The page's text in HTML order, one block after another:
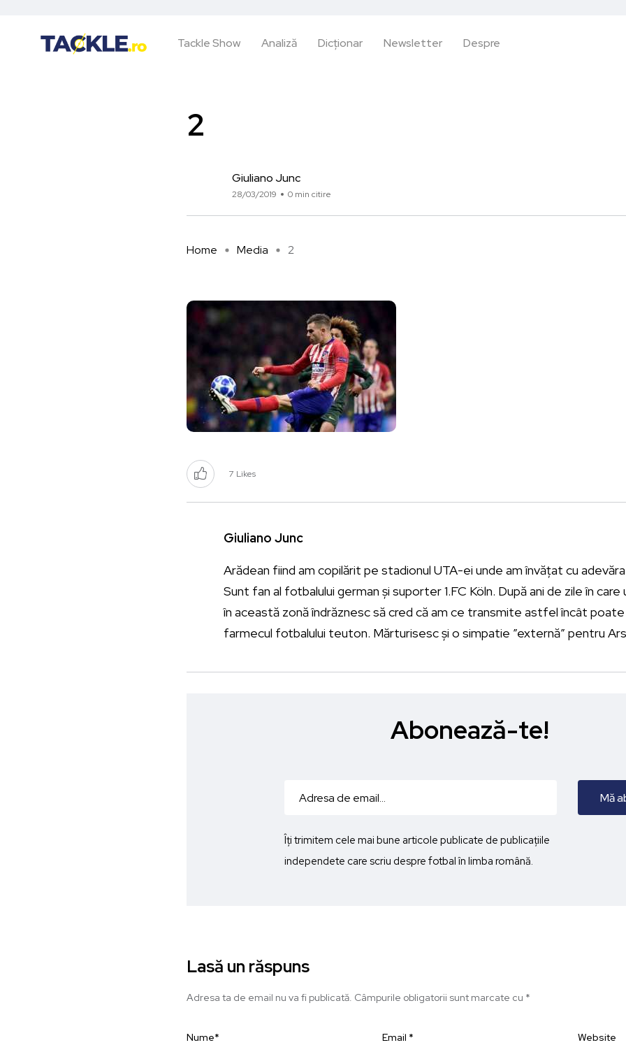
Tackle Show Analiză Dicționar Newsletter Despre
2
Giuliano Junc
28/03/2019 0 min citire
Home Media 2
7 Likes
Giuliano Junc
Arădean fiind am copilărit pe stadionul UTA-ei unde am învățat cu
Sunt fan al fotbalului german și suporter 1.FC Köln. După ani de zile în
în această zonă îndrăznesc să cred că am ce transmite astfel încât
farmecul fotbalului teuton. Mărturisesc și o simpatie ”externă” pentru
Abonează-te!
Îți trimitem cele mai bune articole publicate de publicațiile
independete care scriu despre fotbal în limba română.
Lasă un răspuns
Adresa ta de email nu va fi publicată. Câmpurile obligatorii sunt marcate cu *
Nume* Email * Website